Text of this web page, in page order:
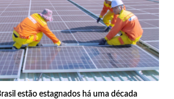
estão estagnados há uma década